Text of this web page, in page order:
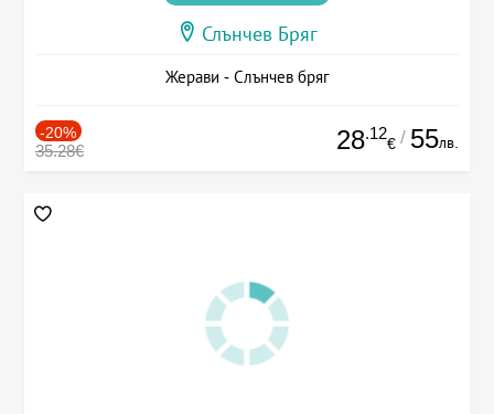
Слънчев Бряг
Жерави - Слънчев бряг
-20%
35.28€ 28.12
€ / 55лв.